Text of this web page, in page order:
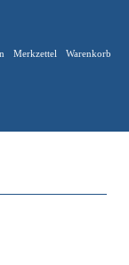
Merkzettel Warenkorb